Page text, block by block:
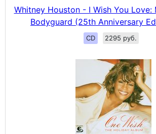
Whitney Houston - I Wish You Love:
Bodyguard (25th Anniversary
CD 2295 руб.